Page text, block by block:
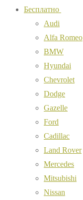
Бесплатно
Audi
Alfa Romeo
BMW
Hyundai
Chevrolet
Dodge
Gazelle
Ford
Cadillac
Land Rover
Mercedes
Mitsubishi
Nissan